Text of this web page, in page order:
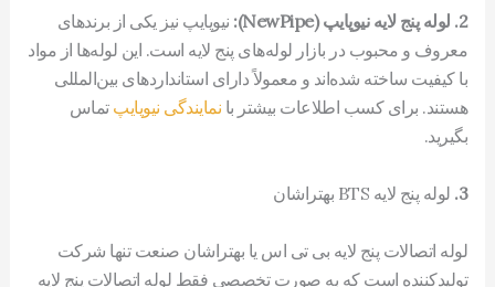
2. لوله پنج لایه نیوپایپ (NewPipe):
نیوپایپ نیز یکی از برندهای
معروف و محبوب در بازار لوله‌های پنج لایه است. این لوله‌ها از مواد
با کیفیت ساخته شده‌اند و معمولاً دارای استانداردهای بین‌المللی
هستند. برای کسب اطلاعات بیشتر با نمایندگی نیوپایپ تماس
بگیرید.
3. لوله پنج لایه BTS بهتراشان
لوله اتصالات پنج لایه بی تی اس یا بهتراشان صنعت تنها شرکت
تولیدکننده است که به صورت تخصصی فقط لوله اتصالات پنج لایه